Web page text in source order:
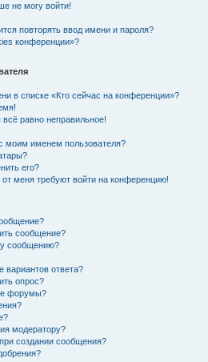
не могу войти!
повторять ввод имени и пароля?
конференции»?
в списке «Кто сейчас на конференции»?
равно неправильное!
моим именем пользователя?
его?
меня требуют войти на конференцию!
сообщение?
сообщению?
вариантов ответа?
опрос?
форумы?
модератору?
создании сообщения?